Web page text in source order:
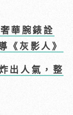
華腕錶詮
《灰影人》
出人氣，整